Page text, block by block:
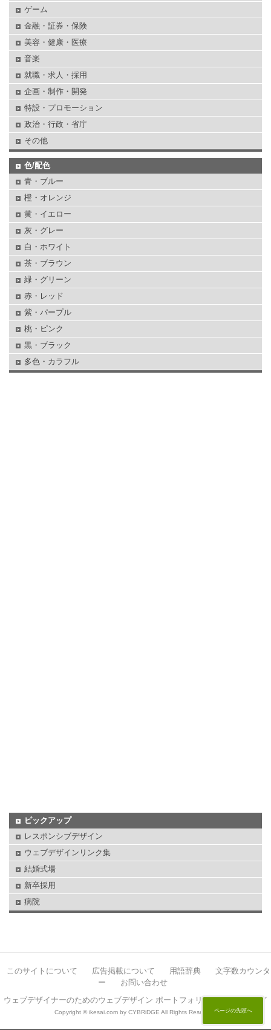
ゲーム
金融・証券・保険
美容・健康・医療
音楽
就職・求人・採用
企画・制作・開発
特設・プロモーション
政治・行政・省庁
その他
色/配色
青・ブルー
橙・オレンジ
黄・イエロー
灰・グレー
白・ホワイト
茶・ブラウン
緑・グリーン
赤・レッド
紫・パープル
桃・ピンク
黒・ブラック
多色・カラフル
ピックアップ
レスポンシブデザイン
ウェブデザインリンク集
結婚式場
新卒採用
病院
ページの先頭へ
このサイトについて 広告掲載について 用語辞典
文字数カウンタ
ー
お問い合わせ
ウェブデザイナーのためのウェブデザイン ポートフォリオサイト イケサイ
Copyright © ikesai.com by CYBRiDGE All Rights Reserved.